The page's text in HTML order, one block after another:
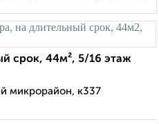
срок, 44м², 5/16 этаж
микрорайон, к337